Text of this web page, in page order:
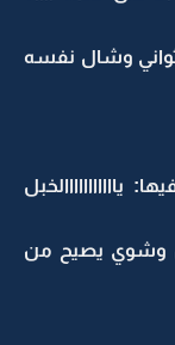
وشال نفسه
وشوي يصيح من